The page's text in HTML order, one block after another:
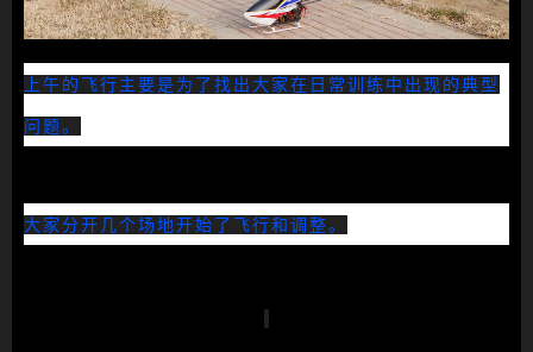
上午的飞行主要是为了找出大家在日常训练中出现的典型
问题。
大家分开几个场地开始了飞行和调整。